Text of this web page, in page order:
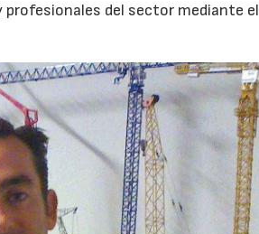
del sector mediante el